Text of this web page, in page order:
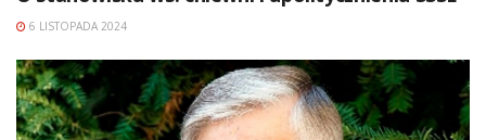
6 LISTOPADA 2024